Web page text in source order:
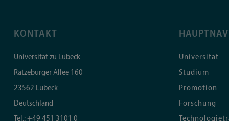
KONTAKT
Universität zu Lübeck
Ratzeburger Allee 160
23562 Lübeck
Deutschland
Tel.:+49 451 3101 0
Universität
Studium
Promotion
Forschung